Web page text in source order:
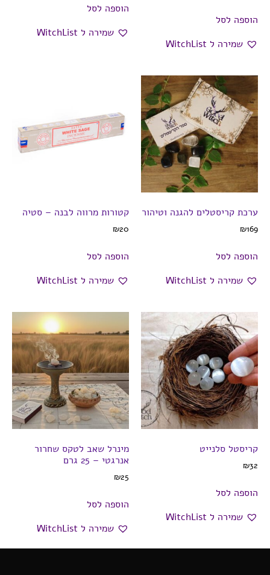
הוספה לסל
שמירה ל WitchList
הוספה לסל
שמירה ל WitchList
ערכת קריסטלים להגנה וטיהור
₪169
הוספה לסל
שמירה ל WitchList
קטורות מרווה לבנה – סטיה
₪20
הוספה לסל
שמירה ל WitchList
קריסטל סלנייט
₪32
הוספה לסל
שמירה ל WitchList
מינרל שאב לטקס שחרור
אנרגטי – 25 גרם
₪25
הוספה לסל
שמירה ל WitchList